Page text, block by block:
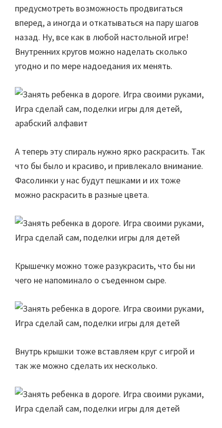
предусмотреть возможность продвигаться
вперед, а иногда и откатываться на пару шагов
назад. Ну, все как в любой настольной игре!
Внутренних кругов можно наделать сколько
угодно и по мере надоедания их менять.
А теперь эту спираль нужно ярко раскрасить. Так
что бы было и красиво, и привлекало внимание.
Фасолинки у нас будут пешками и их тоже
можно раскрасить в разные цвета.
Крышечку можно тоже разукрасить, что бы ни
чего не напоминало о съеденном сыре.
Внутрь крышки тоже вставляем круг с игрой и
так же можно сделать их несколько.